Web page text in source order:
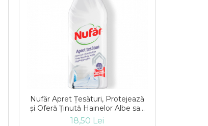
Nufăr Apret Țesături, Protejează
și Oferă Ținută Hainelor Albe sau
Colorate, 750 ml
18,50 Lei